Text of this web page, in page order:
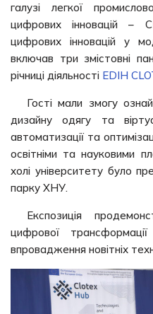
галузі легкої
цифрових інновацій –
цифрових інновацій у
включав три змістовні
річниці діяльності EDIH
Гості мали змогу
дизайну одягу та
автоматизації та
освітніми та науковими
холі університету було
парку ХНУ.
Експозиція
цифрової
впровадження новітніх